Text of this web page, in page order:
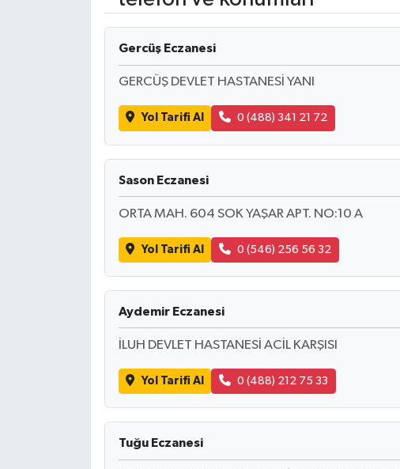
Gercüş Eczanesi
GERCÜŞ DEVLET HASTANESİ YANI
Yol Tarifi Al 0 (488) 341 21 72
Sason Eczanesi
ORTA MAH. 604 SOK YAŞAR APT. NO:10 A
Yol Tarifi Al 0 (546) 256 56 32
Aydemir Eczanesi
İLUH DEVLET HASTANESİ ACİL KARŞISI
Yol Tarifi Al 0 (488) 212 75 33
Tuğu Eczanesi